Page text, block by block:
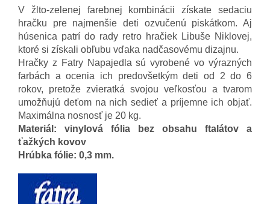
V žlto-zelenej farebnej kombinácii získate sedaciu
hračku pre najmenšie deti ozvučenú piskátkom. Aj
húsenica patrí do rady retro hračiek Libuše Niklovej,
ktoré si získali obľubu vďaka nadčasovému dizajnu.
Hračky z Fatry Napajedla sú vyrobené vo výrazných
farbách a ocenia ich predovšetkým deti od 2 do 6
rokov, pretože zvieratká svojou veľkosťou a tvarom
umožňujú deťom na nich sedieť a príjemne ich objať.
Maximálna nosnosť je 20 kg.
Materiál: vinylová fólia bez obsahu ftalátov a
ťažkých kovov
Hrúbka fólie: 0,3 mm.